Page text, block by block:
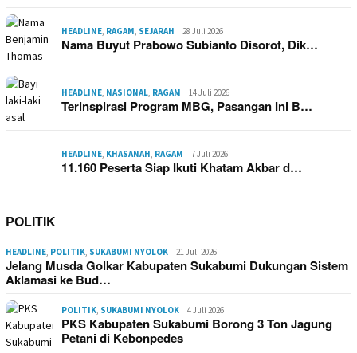
HEADLINE, RAGAM, SEJARAH 28 Juli 2026
Nama Buyut Prabowo Subianto Disorot, Dik…
HEADLINE, NASIONAL, RAGAM 14 Juli 2026
Terinspirasi Program MBG, Pasangan Ini B…
HEADLINE, KHASANAH, RAGAM 7 Juli 2026
11.160 Peserta Siap Ikuti Khatam Akbar d…
POLITIK
HEADLINE, POLITIK, SUKABUMI NYOLOK 21 Juli 2026
Jelang Musda Golkar Kabupaten Sukabumi Dukungan Sistem
Aklamasi ke Bud…
POLITIK, SUKABUMI NYOLOK 4 Juli 2026
PKS Kabupaten Sukabumi Borong 3 Ton Jagung
Petani di Kebonpedes